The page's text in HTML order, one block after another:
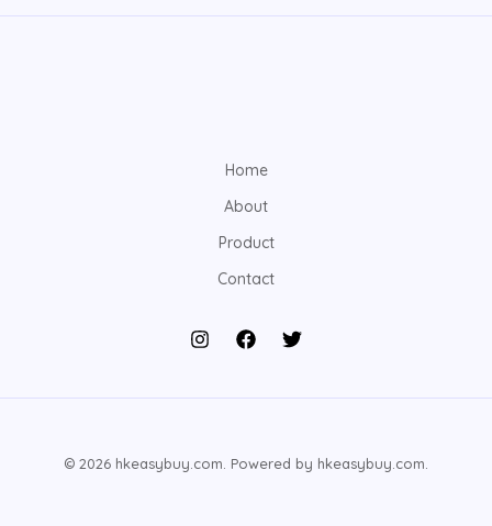
Home
About
Product
Contact
© 2026 hkeasybuy.com. Powered by hkeasybuy.com.